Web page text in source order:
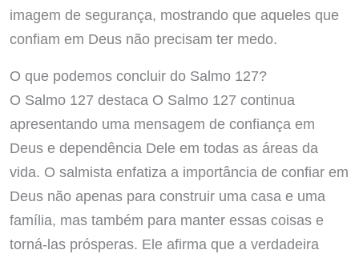
imagem de segurança, mostrando que aqueles que
confiam em Deus não precisam ter medo.
O que podemos concluir do Salmo 127?
O Salmo 127 destaca O Salmo 127 continua
apresentando uma mensagem de confiança em
Deus e dependência Dele em todas as áreas da
vida. O salmista enfatiza a importância de confiar em
Deus não apenas para construir uma casa e uma
família, mas também para manter essas coisas e
torná-las prósperas. Ele afirma que a verdadeira